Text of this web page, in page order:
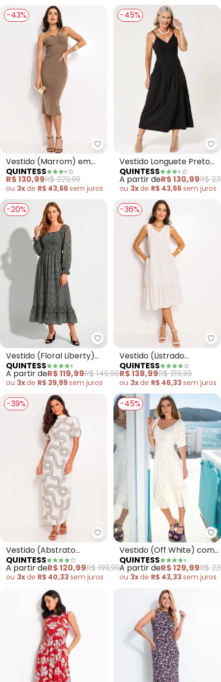
-43%
Quintess - Vestido (Marrom)
Vestido (Marrom) em
Tricô.
QUINTESS
R$ 130,99R$ 229,99
ou 3xde R$ 43,66sem juros
-45%
Vestido Longuete Preto
em Crepe com Cintura
Deslocada e Decote V
QUINTESS
A partir deR$ 130,99R$
ou 3xde R$ 43,66sem juros
-20%
Quintess - Vestido
Vestido (Floral Liberty)
em Tecido de Poliéster
QUINTESS
A partir deR$ 119,99R$ 149,99
ou 3xde R$ 39,99sem juros
-36%
Vestido (Listrado
Colorido) em Cambraia
QUINTESS
R$ 138,99R$ 219,99
ou 3xde R$ 46,33sem juros
-39%
Quintess - Vestido (Abstrato
Vestido (Abstrato
Bicolor) em Canelado
QUINTESS
A partir deR$ 120,99R$ 199,99
ou 3xde R$ 40,33sem juros
-45%
Vestido (Off White) com
Babados
QUINTESS
A partir deR$ 129,99R$
ou 3xde R$ 43,33sem juros